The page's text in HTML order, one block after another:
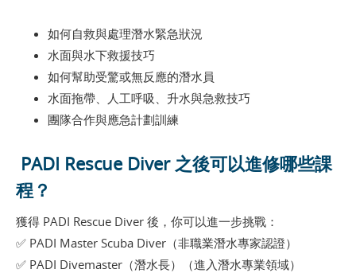
如何自救與處理潛水緊急狀況
水面與水下救援技巧
如何幫助受驚或無反應的潛水員
水面拖帶、人工呼吸、升水與急救技巧
團隊合作與應急計劃訓練
PADI Rescue Diver 之後可以進修哪些課
程？
獲得 PADI Rescue Diver 後，你可以進一步挑戰：
✅ PADI Master Scuba Diver（非職業潛水專家認證）
✅ PADI Divemaster（潛水長）（進入潛水專業領域）